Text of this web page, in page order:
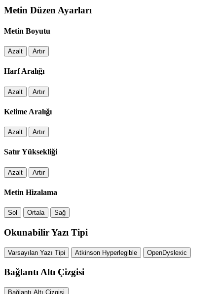
Metin Düzen Ayarları
Metin Boyutu
Azalt Artır
Harf Aralığı
Azalt Artır
Kelime Aralığı
Azalt Artır
Satır Yüksekliği
Azalt Artır
Metin Hizalama
Sol Ortala Sağ
Okunabilir Yazı Tipi
Varsayılan Yazı Tipi Atkinson Hyperlegible OpenDyslexic
Bağlantı Altı Çizgisi
Bağlantı Altı Çizgisi